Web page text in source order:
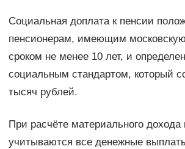
Социальная доплата к пенсии
пенсионерам, имеющим
сроком не менее 10 лет, и
социальным стандартом, который
тысяч рублей.
При расчёте материального дохода
учитываются все денежные